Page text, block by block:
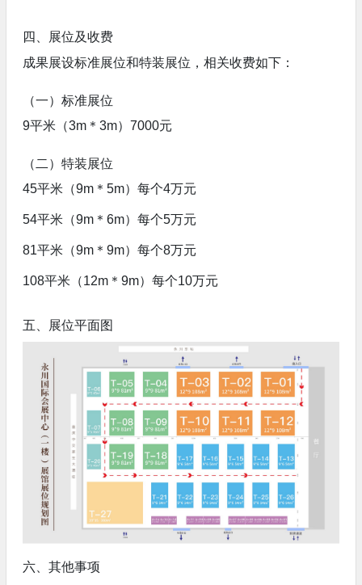
四、展位及收费
成果展设标准展位和特装展位，相关收费如下：
（一）标准展位
9平米（3m＊3m）7000元
（二）特装展位
45平米（9m＊5m）每个4万元
54平米（9m＊6m）每个5万元
81平米（9m＊9m）每个8万元
108平米（12m＊9m）每个10万元
五、展位平面图
六、其他事项